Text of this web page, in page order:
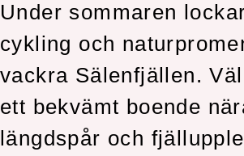
Under sommaren
cykling och
vackra Sälenfjällen.
ett bekvämt boende
längdspår och